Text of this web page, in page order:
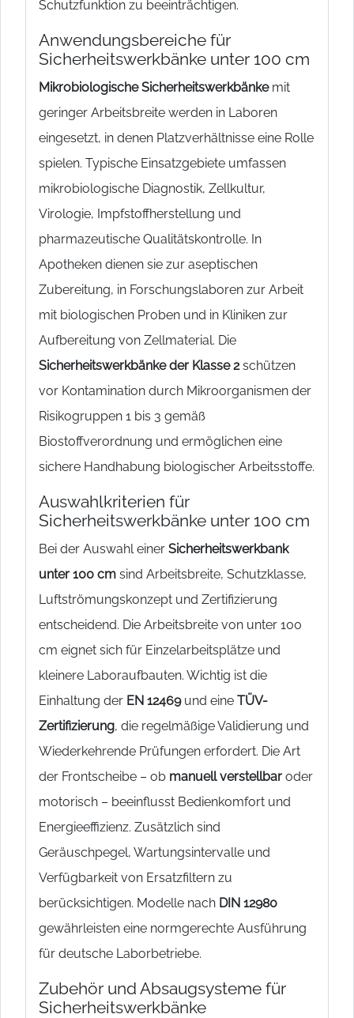
Schutzfunktion zu beeinträchtigen.
Anwendungsbereiche für
Sicherheitswerkbänke unter 100 cm
Mikrobiologische Sicherheitswerkbänkemit
geringer Arbeitsbreite werden in Laboren
eingesetzt, in denen Platzverhältnisse eine Rolle
spielen. Typische Einsatzgebiete umfassen
mikrobiologische Diagnostik, Zellkultur,
Virologie, Impfstoffherstellung und
pharmazeutische Qualitätskontrolle. In
Apotheken dienen sie zur aseptischen
Zubereitung, in Forschungslaboren zur Arbeit
mit biologischen Proben und in Kliniken zur
Aufbereitung von Zellmaterial. Die
Sicherheitswerkbänke der Klasse 2schützen
vor Kontamination durch Mikroorganismen der
Risikogruppen 1 bis 3 gemäß
Biostoffverordnung und ermöglichen eine
sichere Handhabung biologischer Arbeitsstoffe.
Auswahlkriterien für
Sicherheitswerkbänke unter 100 cm
Bei der Auswahl einer Sicherheitswerkbank
unter 100 cm sind Arbeitsbreite, Schutzklasse,
Luftströmungskonzept und Zertifizierung
entscheidend. Die Arbeitsbreite von unter 100
cm eignet sich für Einzelarbeitsplätze und
kleinere Laboraufbauten. Wichtig ist die
Einhaltung der EN 12469und eine TÜV-
Zertifizierung, die regelmäßige Validierung und
Wiederkehrende Prüfungen erfordert. Die Art
der Frontscheibe – ob manuell verstellbar oder
motorisch – beeinflusst Bedienkomfort und
Energieeffizienz. Zusätzlich sind
Geräuschpegel, Wartungsintervalle und
Verfügbarkeit von Ersatzfiltern zu
berücksichtigen. Modelle nach DIN 12980
gewährleisten eine normgerechte Ausführung
für deutsche Laborbetriebe.
Zubehör und Absaugsysteme für
Sicherheitswerkbänke